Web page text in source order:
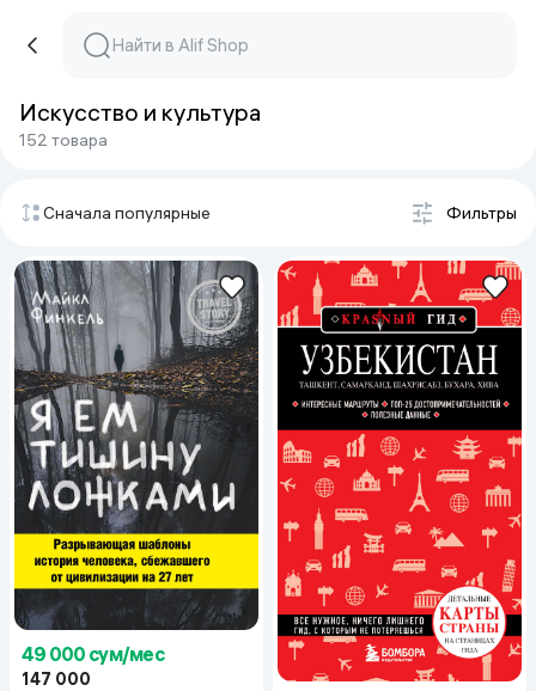
Искусство и культура
152 товара
Сначала популярные Фильтры
49 000 сум/мес
147 000